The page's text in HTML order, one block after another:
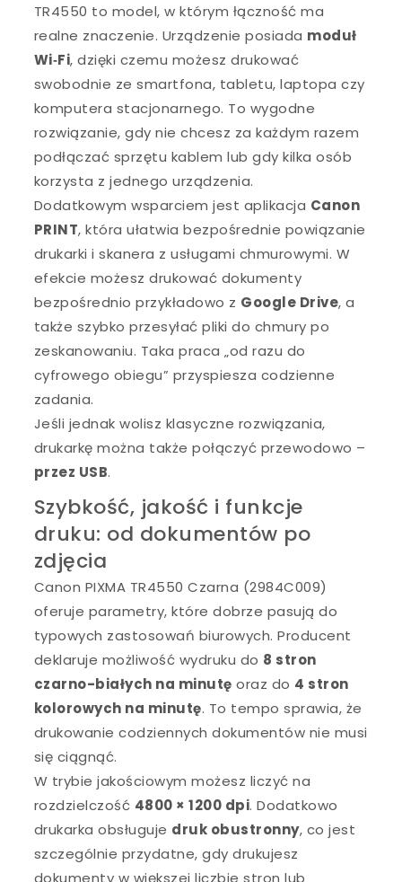
TR4550 to model, w którym łączność ma
realne znaczenie. Urządzenie posiada moduł
Wi‑Fi, dzięki czemu możesz drukować
swobodnie ze smartfona, tabletu, laptopa czy
komputera stacjonarnego. To wygodne
rozwiązanie, gdy nie chcesz za każdym razem
podłączać sprzętu kablem lub gdy kilka osób
korzysta z jednego urządzenia.
Dodatkowym wsparciem jest aplikacja Canon
PRINT, która ułatwia bezpośrednie powiązanie
drukarki i skanera z usługami chmurowymi. W
efekcie możesz drukować dokumenty
bezpośrednio przykładowo z Google Drive, a
także szybko przesyłać pliki do chmury po
zeskanowaniu. Taka praca „od razu do
cyfrowego obiegu” przyspiesza codzienne
zadania.
Jeśli jednak wolisz klasyczne rozwiązania,
drukarkę można także połączyć przewodowo –
przez USB.
Szybkość, jakość i funkcje
druku: od dokumentów po
zdjęcia
Canon PIXMA TR4550 Czarna (2984C009)
oferuje parametry, które dobrze pasują do
typowych zastosowań biurowych. Producent
deklaruje możliwość wydruku do 8 stron
czarno-białych na minutę oraz do 4 stron
kolorowych na minutę. To tempo sprawia, że
drukowanie codziennych dokumentów nie musi
się ciągnąć.
W trybie jakościowym możesz liczyć na
rozdzielczość 4800 × 1200 dpi. Dodatkowo
drukarka obsługuje druk obustronny, co jest
szczególnie przydatne, gdy drukujesz
dokumenty w większej liczbie stron lub